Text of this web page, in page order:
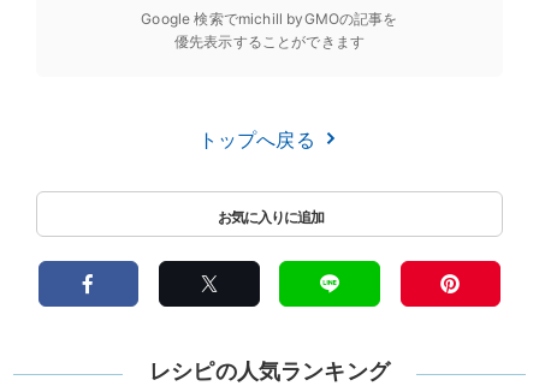
Google 検索でmichill byGMOの記事を
優先表示することができます
トップへ戻る
レシピの人気ランキング